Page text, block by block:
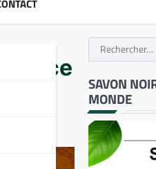
Rechercher :
SAVON
MONDE